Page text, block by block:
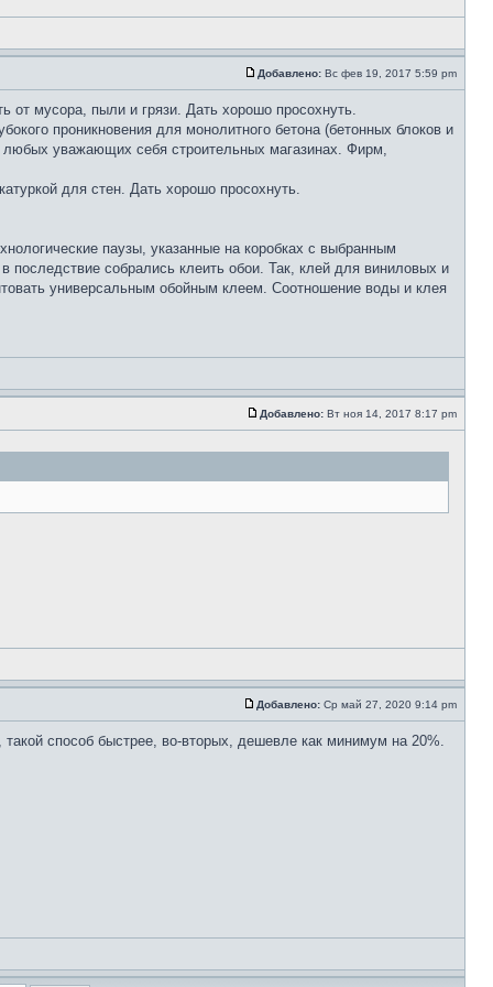
Добавлено: Вс фев 19, 2017 5:59 pm
от мусора, пыли и грязи. Дать хорошо просохнуть.
проникновения для монолитного бетона (бетонных блоков и
любых уважающих себя строительных магазинах. Фирм,
для стен. Дать хорошо просохнуть.
паузы, указанные на коробках с выбранным
собрались клеить обои. Так, клей для виниловых и
универсальным обойным клеем. Соотношение воды и клея
Добавлено: Вт ноя 14, 2017 8:17 pm
Добавлено: Ср май 27, 2020 9:14 pm
способ быстрее, во-вторых, дешевле как минимум на 20%.